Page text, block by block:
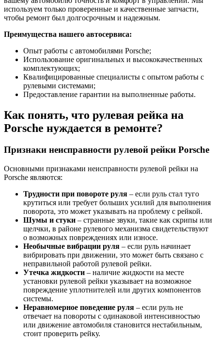
используем только проверенные и качественные запчасти,
чтобы ремонт был долгосрочным и надежным.
Преимущества нашего автосервиса:
Опыт работы с автомобилями Porsche;
Использование оригинальных и высококачественных
комплектующих;
Квалифицированные специалисты с опытом работы с
рулевыми системами;
Предоставление гарантии на выполненные работы.
Как понять, что рулевая рейка на
Porsche нуждается в ремонте?
Признаки неисправности рулевой рейки Porsche
Основными признаками неисправности рулевой рейки на
Porsche являются:
Трудности при повороте руля – если руль стал туго
крутиться или требует больших усилий для выполнения
поворота, это может указывать на проблему с рейкой.
Шумы и стуки – странные звуки, такие как скрипы или
щелчки, в районе рулевого механизма свидетельствуют
о возможных повреждениях или износе.
Необычные вибрации руля – если руль начинает
вибрировать при движении, это может быть связано с
неправильной работой рулевой рейки.
Утечка жидкости – наличие жидкости на месте
установки рулевой рейки указывает на возможное
повреждение уплотнителей или других компонентов
системы.
Неравномерное поведение руля – если руль не
отвечает на повороты с одинаковой интенсивностью
или движение автомобиля становится нестабильным,
стоит проверить рейку.